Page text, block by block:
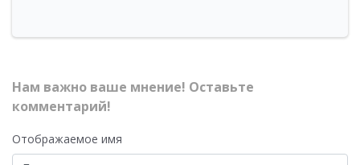
Нам важно ваше мнение! Оставьте
комментарий!
Отображаемое имя